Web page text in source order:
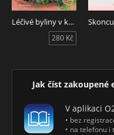
Léčivé byliny v květináči a na zahradě
280 Kč
Jak číst
V aplikaci
• bez
• na telefonu i